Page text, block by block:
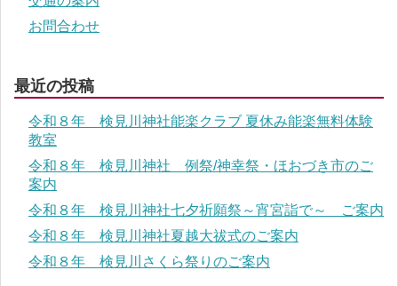
お問合わせ
最近の投稿
令和８年 検見川神社能楽クラブ 夏休み能楽無料体験
教室
令和８年 検見川神社 例祭/神幸祭・ほおづき市のご
案内
令和８年 検見川神社七夕祈願祭～宵宮詣で～ ご案内
令和８年 検見川神社夏越大祓式のご案内
令和８年 検見川さくら祭りのご案内